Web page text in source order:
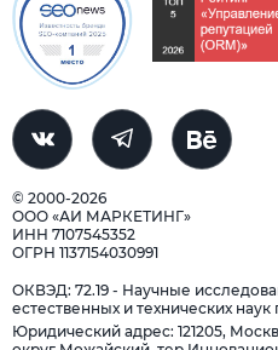
© 2000-2026
ООО «АИ МАРКЕТИНГ»
ИНН 7107545352
ОГРН 1137154030991
ОКВЭД: 72.19 - Научные
естественных и технических наук
Юридический адрес: 121205,